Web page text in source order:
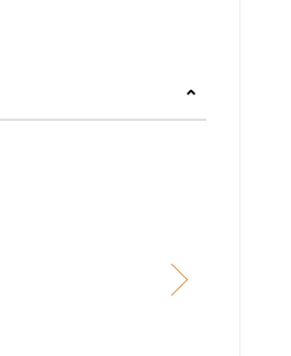
next